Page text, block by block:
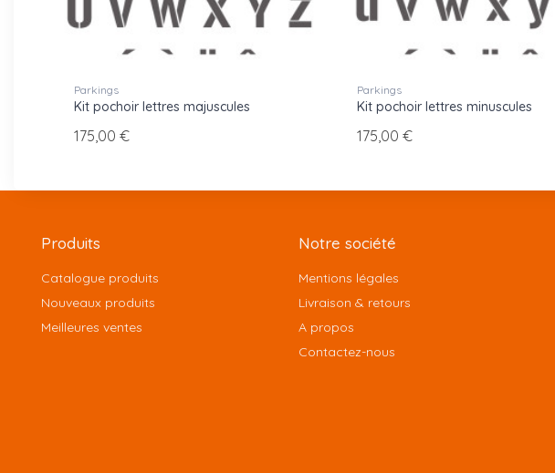
Parkings
Kit pochoir lettres majuscules
175,00 €
Parkings
Kit pochoir lettres minuscules
175,00 €
Produits
Catalogue produits
Nouveaux produits
Meilleures ventes
Notre société
Mentions légales
Livraison & retours
A propos
Contactez-nous